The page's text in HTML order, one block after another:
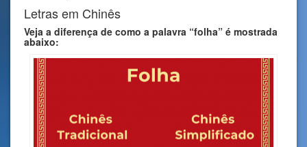
Letras em Chinês
Veja a diferença de como a palavra “folha” é mostrada
abaixo: